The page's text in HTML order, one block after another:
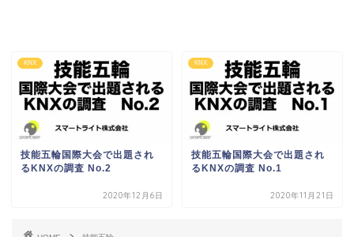
KNX
技能五輪国際大会で出題され
るKNXの調査 No.2
2020年12月6日
KNX
技能五輪国際大会で出題され
るKNXの調査 No.1
2020年11月21日